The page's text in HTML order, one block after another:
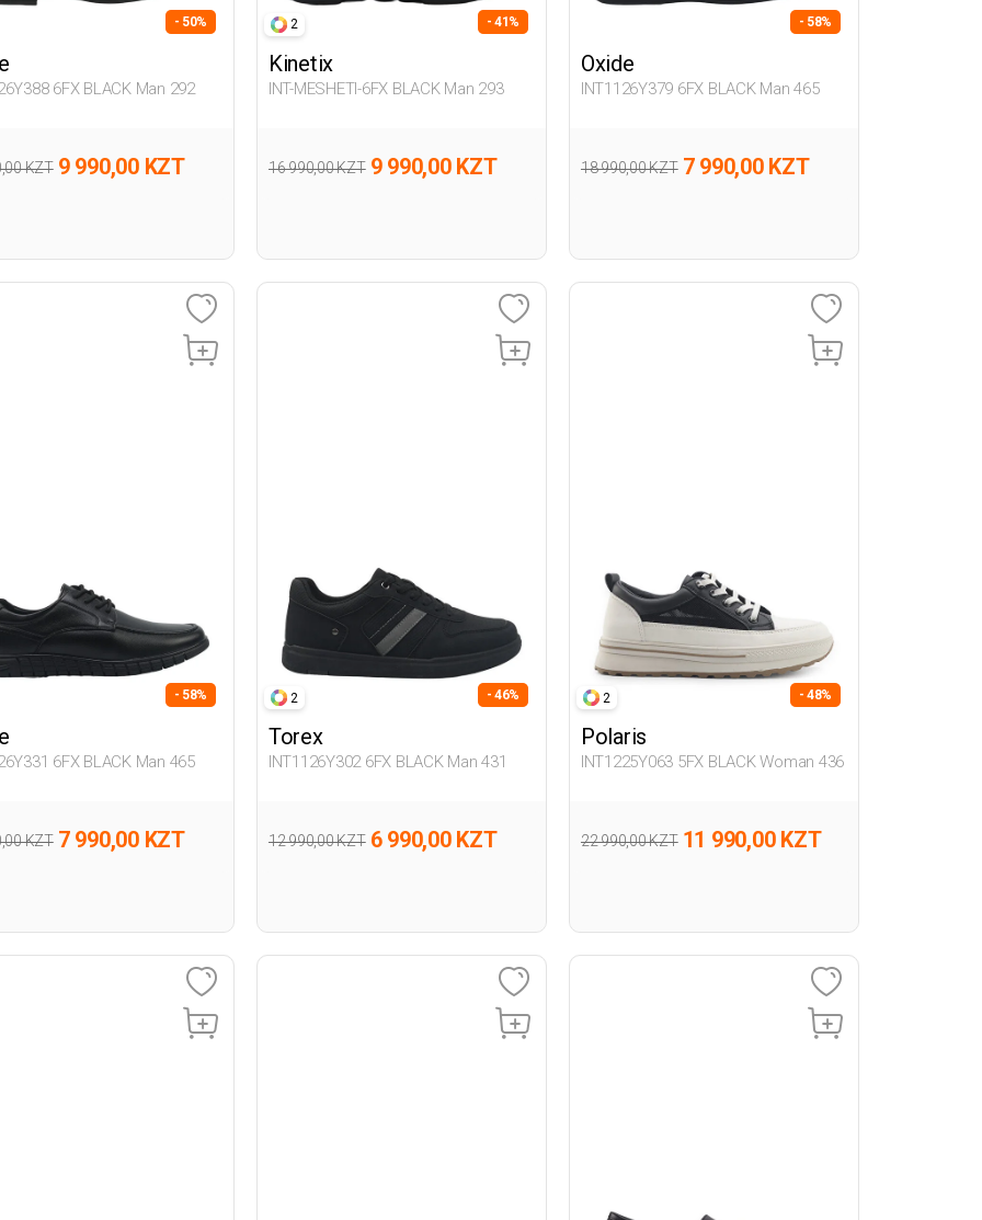
- 50%
6FX BLACK Man 292
KZT 9 990,00 KZT
2 - 41%
Kinetix
INT-MESHETI-6FX BLACK Man 293
16 990,00 KZT 9 990,00 KZT
- 58%
Oxide
INT1126Y379 6FX BLACK Man 465
18 990,00 KZT 7 990,00 KZT
- 58%
6FX BLACK Man 465
KZT 7 990,00 KZT
2 - 46%
Torex
INT1126Y302 6FX BLACK Man 431
12 990,00 KZT 6 990,00 KZT
2 - 48%
Polaris
INT1225Y063 5FX BLACK Woman 436
22 990,00 KZT 11 990,00 KZT